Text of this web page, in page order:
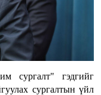
сургалт" гэдгийг
сургалтын үйл